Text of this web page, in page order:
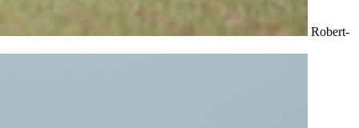
Robert-